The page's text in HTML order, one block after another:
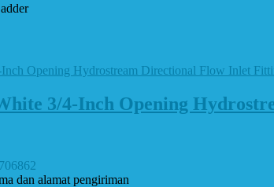
3/4-Inch Opening
dan alamat pengiriman